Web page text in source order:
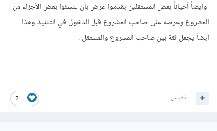
وأيضاً أحياناً بعض المستقلين يقدموا عرض بأن ينشئوا بعض الأجزاء من
المشروع وعرضه على صاحب المشروع قبل الدخول في التنفيذ وهذا
أيضاً يجعل ثقة بين صاحب المشروع والمستقل .
2 اقتباس